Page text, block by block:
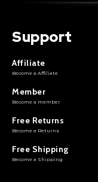
Support
Affiliate
Become a Affiliate
Member
Become a member
Free Returns
Become a Returns
Free Shipping
Become a Shipping